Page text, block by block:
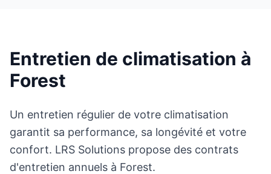
Entretien de climatisation à
Forest
Un entretien régulier de votre climatisation
garantit sa performance, sa longévité et votre
confort. LRS Solutions propose des contrats
d'entretien annuels à Forest.